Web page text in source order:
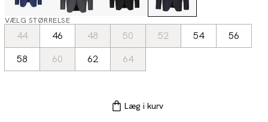
VÆLG STØRRELSE
44 46 48 50 52 54
56
58
60 62 64
Læg i kurv